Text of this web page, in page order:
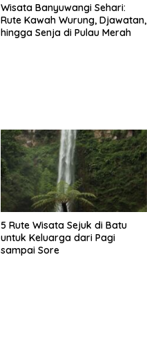
Wisata Banyuwangi Sehari:
Rute Kawah Wurung, Djawatan,
hingga Senja di Pulau Merah
5 Rute Wisata Sejuk di Batu
untuk Keluarga dari Pagi
sampai Sore